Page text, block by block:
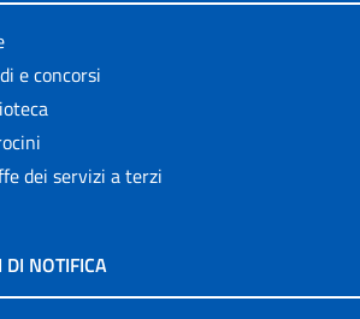
e concorsi
dei servizi a terzi
DI NOTIFICA